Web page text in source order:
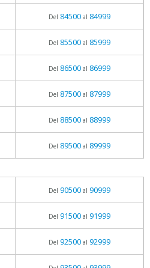
Del 84500al 84999
Del 85500al 85999
Del 86500al 86999
Del 87500al 87999
Del 88500al 88999
Del 89500al 89999
Del 90500al 90999
Del 91500al 91999
Del 92500al 92999